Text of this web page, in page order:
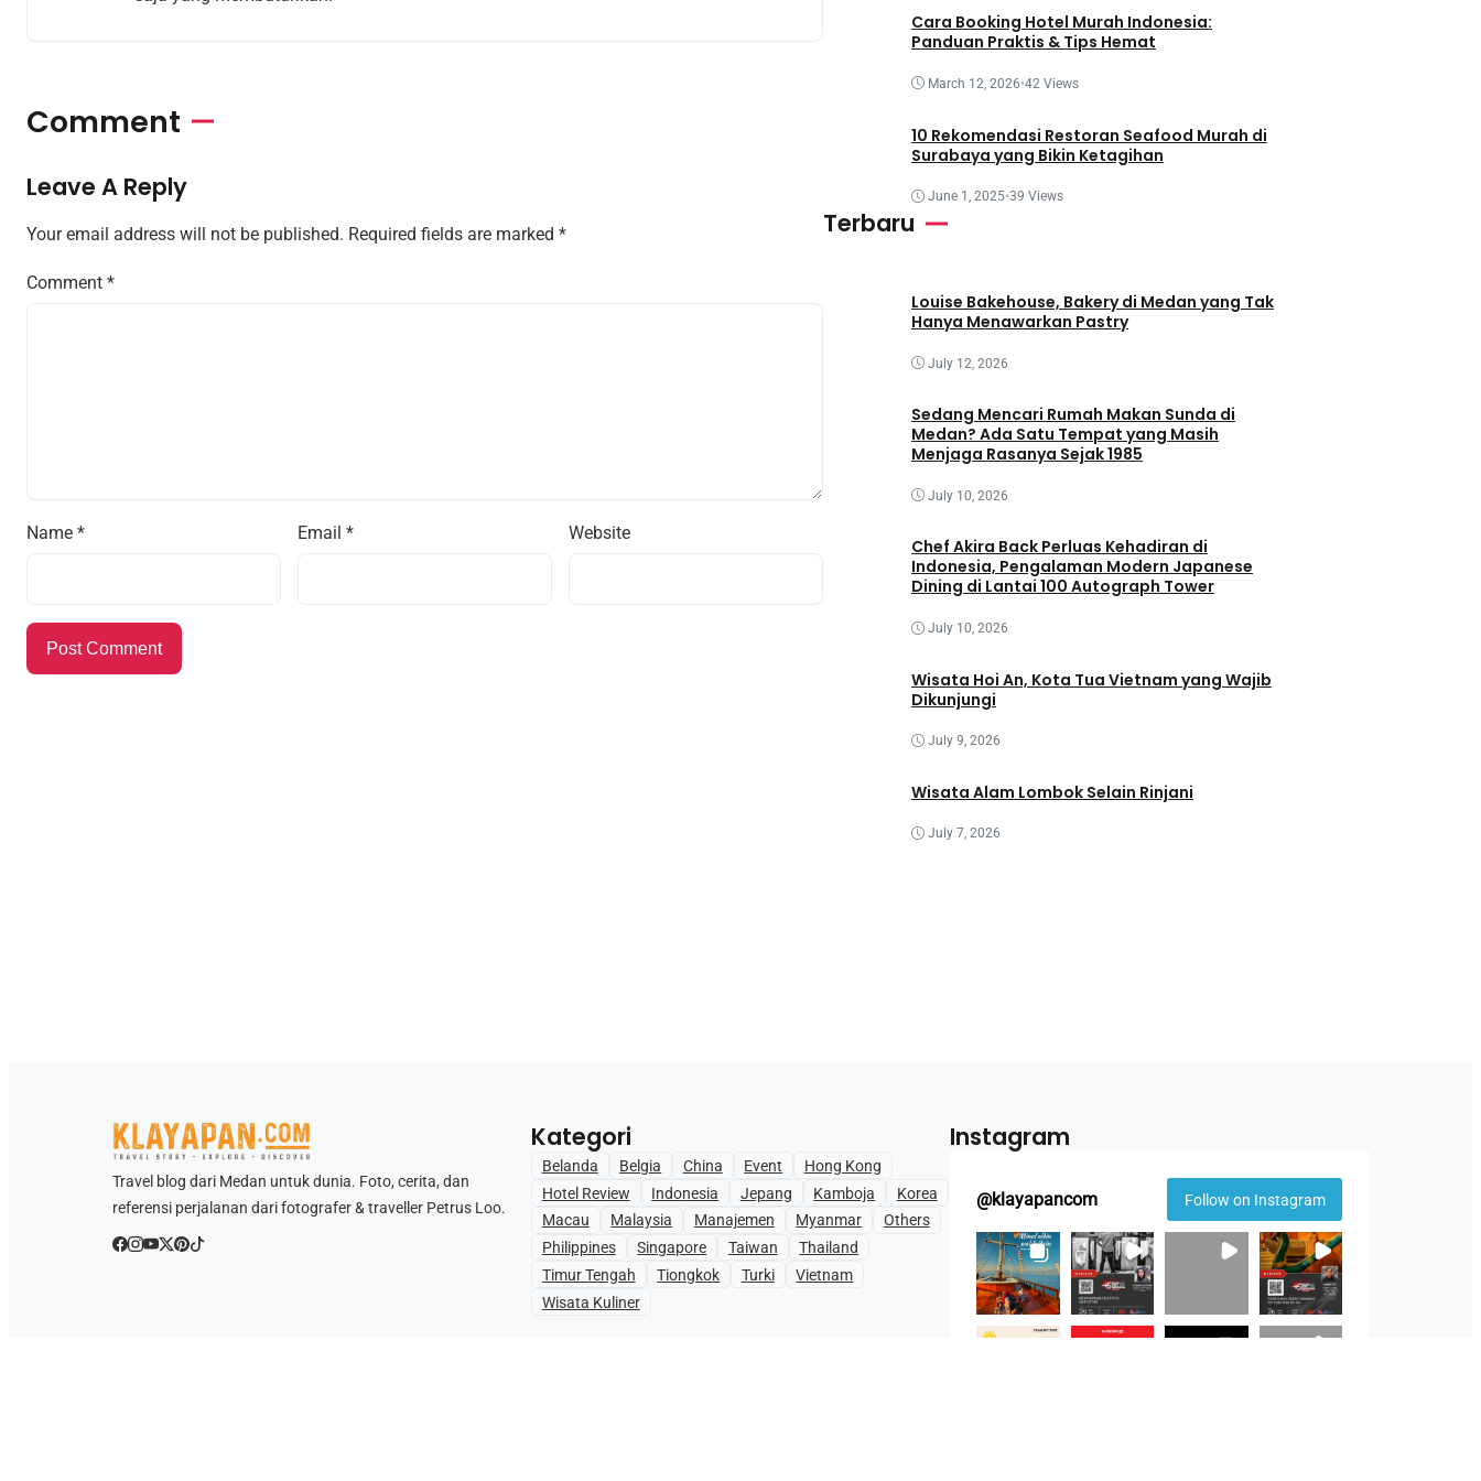
Comment
Leave A Reply
Your email address will not be published. Required fields are marked *
Comment *
Name * Email * Website
Cara Booking Hotel Murah Indonesia:
Panduan Praktis & Tips Hemat
March 12, 2026•42 Views
10 Rekomendasi Restoran Seafood Murah di
Surabaya yang Bikin Ketagihan
June 1, 2025•39 Views
Terbaru
Louise Bakehouse, Bakery di Medan yang Tak
Hanya Menawarkan Pastry
July 12, 2026
Sedang Mencari Rumah Makan Sunda di
Medan? Ada Satu Tempat yang Masih
Menjaga Rasanya Sejak 1985
July 10, 2026
Chef Akira Back Perluas Kehadiran di
Indonesia, Pengalaman Modern Japanese
Dining di Lantai 100 Autograph Tower
July 10, 2026
Wisata Hoi An, Kota Tua Vietnam yang Wajib
Dikunjungi
July 9, 2026
Wisata Alam Lombok Selain Rinjani
July 7, 2026
Travel blog dari Medan untuk dunia. Foto, cerita, dan
referensi perjalanan dari fotografer & traveller Petrus Loo.
Kategori
Belanda Belgia China Event
Hong Kong
Hotel Review
Indonesia Jepang Kamboja
Korea
Macau
Malaysia Manajemen Myanmar
Others
Philippines
Singapore Taiwan
Thailand
Timur Tengah
Tiongkok Turki
Vietnam
Wisata Kuliner
Instagram
@klayapancom Follow on Instagram
Thumbnail